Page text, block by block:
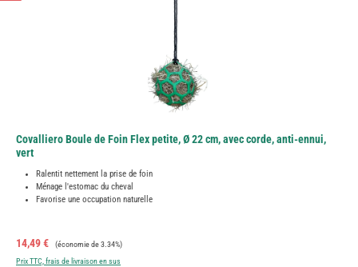
Covalliero Boule de Foin Flex petite, Ø 22 cm, avec corde, anti-ennui,
vert
Ralentit nettement la prise de foin
Ménage l'estomac du cheval
Favorise une occupation naturelle
Prix de vente :
14,49 € Prix régulier :
(économie de 3.34%)
Prix TTC, frais de livraison en sus